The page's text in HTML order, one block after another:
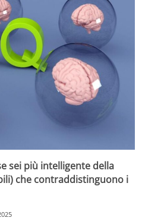
sei più intelligente della
che contraddistinguono i